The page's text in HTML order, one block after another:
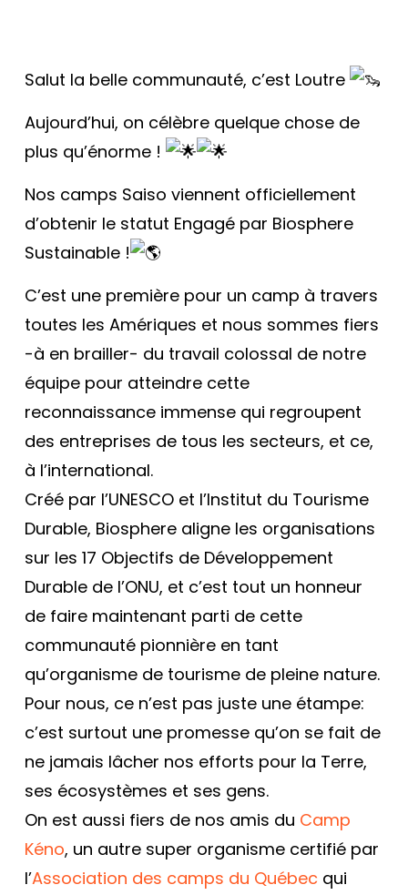
Salut la belle communauté, c’est Loutre
Aujourd’hui, on célèbre quelque chose de
plus qu’énorme !
Nos camps Saiso viennent officiellement
d’obtenir le statut Engagé par Biosphere
Sustainable !
C’est une première pour un camp à travers
toutes les Amériques et nous sommes fiers
-à en brailler- du travail colossal de notre
équipe pour atteindre cette
reconnaissance immense qui regroupent
des entreprises de tous les secteurs, et ce,
à l’international.
Créé par l’UNESCO et l’Institut du Tourisme
Durable, Biosphere aligne les organisations
sur les 17 Objectifs de Développement
Durable de l’ONU, et c’est tout un honneur
de faire maintenant parti de cette
communauté pionnière en tant
qu’organisme de tourisme de pleine nature.
Pour nous, ce n’est pas juste une étampe:
c’est surtout une promesse qu’on se fait de
ne jamais lâcher nos efforts pour la Terre,
ses écosystèmes et ses gens.
On est aussi fiers de nos amis du Camp
Kéno, un autre super organisme certifié par
l’Association des camps du Québec qui